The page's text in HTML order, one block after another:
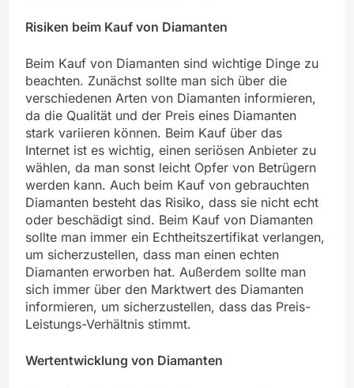
Risiken beim Kauf von Diamanten
Beim Kauf von Diamanten sind wichtige Dinge zu
beachten. Zunächst sollte man sich über die
verschiedenen Arten von Diamanten informieren,
da die Qualität und der Preis eines Diamanten
stark variieren können. Beim Kauf über das
Internet ist es wichtig, einen seriösen Anbieter zu
wählen, da man sonst leicht Opfer von Betrügern
werden kann. Auch beim Kauf von gebrauchten
Diamanten besteht das Risiko, dass sie nicht echt
oder beschädigt sind. Beim Kauf von Diamanten
sollte man immer ein Echtheitszertifikat verlangen,
um sicherzustellen, dass man einen echten
Diamanten erworben hat. Außerdem sollte man
sich immer über den Marktwert des Diamanten
informieren, um sicherzustellen, dass das Preis-
Leistungs-Verhältnis stimmt.
Wertentwicklung von Diamanten